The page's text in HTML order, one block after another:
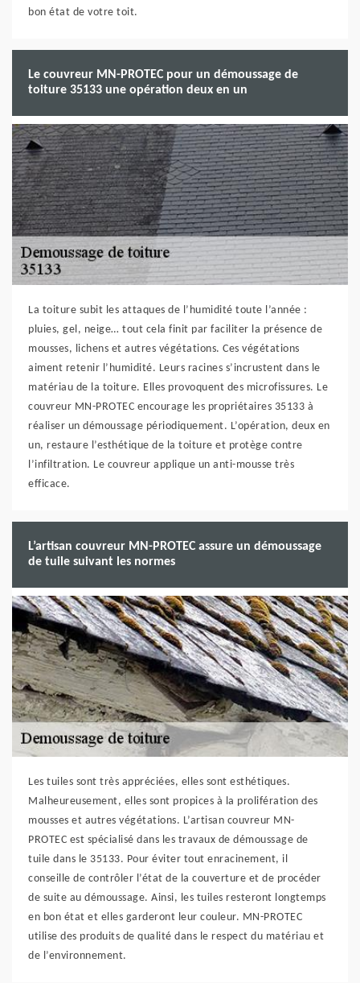
bon état de votre toit.
Le couvreur MN-PROTEC pour un démoussage de
toiture 35133 une opération deux en un
La toiture subit les attaques de l’humidité toute l’année :
pluies, gel, neige… tout cela finit par faciliter la présence de
mousses, lichens et autres végétations. Ces végétations
aiment retenir l’humidité. Leurs racines s’incrustent dans le
matériau de la toiture. Elles provoquent des microfissures. Le
couvreur MN-PROTEC encourage les propriétaires 35133 à
réaliser un démoussage périodiquement. L’opération, deux en
un, restaure l’esthétique de la toiture et protège contre
l’infiltration. Le couvreur applique un anti-mousse très
efficace.
L’artisan couvreur MN-PROTEC assure un démoussage
de tuile suivant les normes
Les tuiles sont très appréciées, elles sont esthétiques.
Malheureusement, elles sont propices à la prolifération des
mousses et autres végétations. L’artisan couvreur MN-
PROTEC est spécialisé dans les travaux de démoussage de
tuile dans le 35133. Pour éviter tout enracinement, il
conseille de contrôler l’état de la couverture et de procéder
de suite au démoussage. Ainsi, les tuiles resteront longtemps
en bon état et elles garderont leur couleur. MN-PROTEC
utilise des produits de qualité dans le respect du matériau et
de l’environnement.